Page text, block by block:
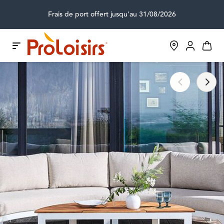
Frais de port offert jusqu'au 31/08/2026